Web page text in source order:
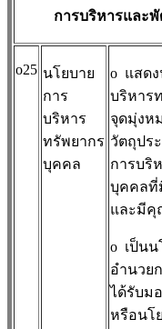
การบริหารและ
o25 นโยบาย
การ
บริหาร
ทรัพยากร
บุคคล
o แสด
บริหาร
จุดมุ่งห
วัตถุปร
การบริ
บุคคลที่
และมีคุ
o เป็น
อำนวย
ได้รับม
หรือนโ